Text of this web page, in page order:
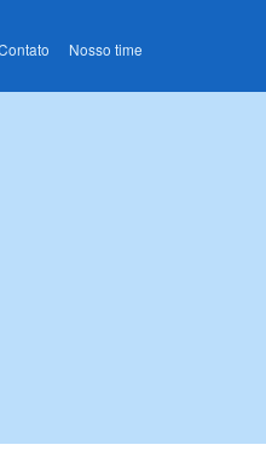
Nosso time